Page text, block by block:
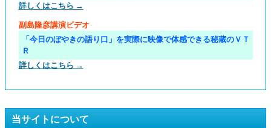
詳しくはこちら →
副島隆彦講演ビデオ
「今日のぼやきの語り口」を実際に映像で体感できる秘蔵のＶＴ
Ｒ
詳しくはこちら →
当サイトについて